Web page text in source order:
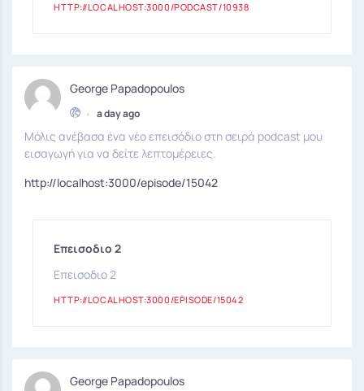
HTTP://LOCALHOST:3000/PODCAST/10938
George Papadopoulos
• a day ago
Μόλις ανέβασα ένα νέο επεισόδιο στη σειρά podcast μου
εισαγωγή για να δείτε λεπτομέρειες.
http://localhost:3000/episode/15042
Επεισοδιο 2
Επεισοδιο 2
HTTP://LOCALHOST:3000/EPISODE/15042
George Papadopoulos